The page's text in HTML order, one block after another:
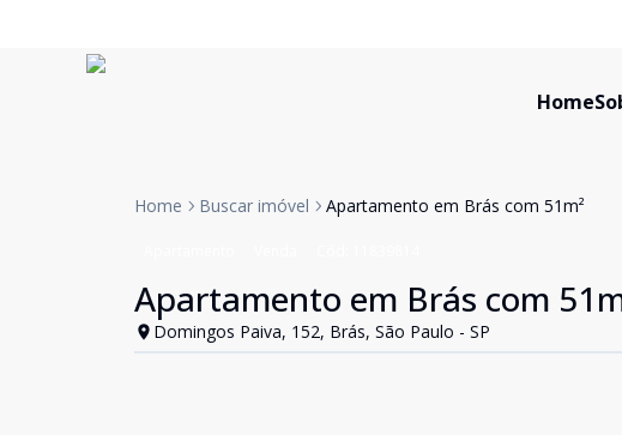
Home
Home Buscar imóvel Apartamento em Brás com 51m²
Apartamento em Brás com
Domingos Paiva, 152, Brás, São Paulo - SP